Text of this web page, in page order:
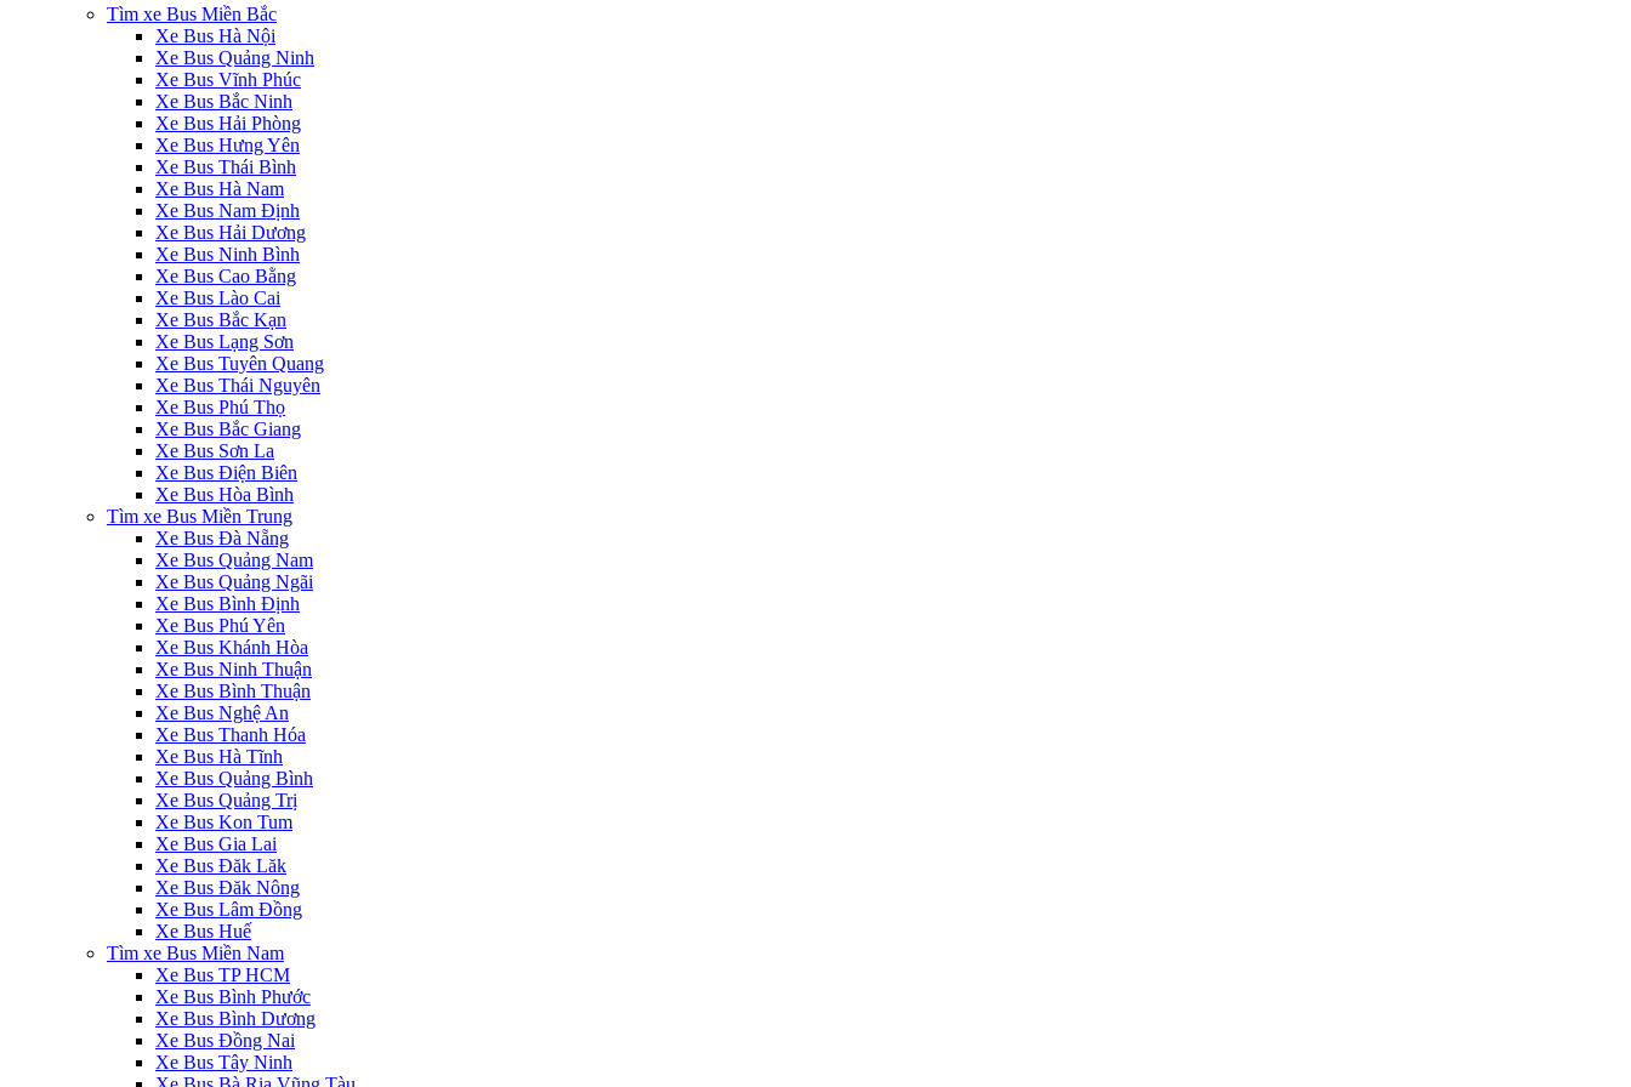
‎Tìm xe Bus Miền Bắc
Xe Bus Hà Nội
Xe Bus Quảng Ninh
Xe Bus Vĩnh Phúc
Xe Bus Bắc Ninh
Xe Bus Hải Phòng
Xe Bus Hưng Yên
Xe Bus Thái Bình
Xe Bus Hà Nam
Xe Bus Nam Định
Xe Bus Hải Dương
Xe Bus Ninh Bình
Xe Bus Cao Bằng
Xe Bus Lào Cai
Xe Bus Bắc Kạn
Xe Bus Lạng Sơn
Xe Bus Tuyên Quang
Xe Bus Thái Nguyên
Xe Bus Phú Thọ
Xe Bus Bắc Giang
Xe Bus Sơn La
Xe Bus Điện Biên
Xe Bus Hòa Bình
‎Tìm xe Bus Miền Trung
Xe Bus Đà Nẵng
Xe Bus Quảng Nam
Xe Bus Quảng Ngãi
Xe Bus Bình Định
Xe Bus Phú Yên
Xe Bus Khánh Hòa
Xe Bus Ninh Thuận
Xe Bus Bình Thuận
Xe Bus Nghệ An
Xe Bus Thanh Hóa
Xe Bus Hà Tĩnh
Xe Bus Quảng Bình
Xe Bus Quảng Trị
Xe Bus Kon Tum
Xe Bus Gia Lai
Xe Bus Đăk Lăk
Xe Bus Đăk Nông
Xe Bus Lâm Đồng
Xe Bus Huế
‎Tìm xe Bus Miền Nam
Xe Bus TP HCM
Xe Bus Bình Phước
Xe Bus Bình Dương
Xe Bus Đồng Nai
Xe Bus Tây Ninh